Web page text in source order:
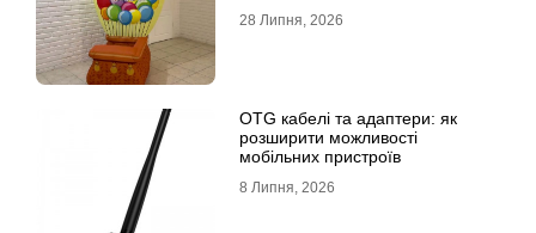
28 Липня, 2026
OTG кабелі та адаптери: як
розширити можливості
мобільних пристроїв
8 Липня, 2026